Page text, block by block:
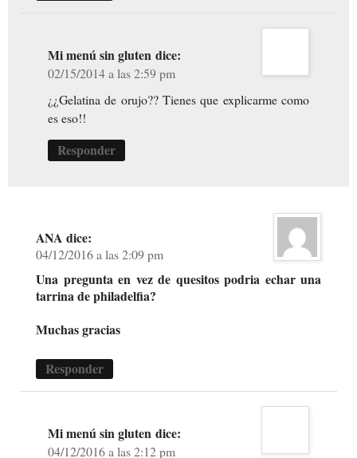
Mi menú sin gluten dice:
02/15/2014 a las 2:59 pm
¿¿Gelatina de orujo?? Tienes que explicarme como
es eso!!
Responder
ANA dice:
04/12/2016 a las 2:09 pm
Una pregunta en vez de quesitos podria echar una
tarrina de philadelfia?
Muchas gracias
Responder
Mi menú sin gluten dice:
04/12/2016 a las 2:12 pm